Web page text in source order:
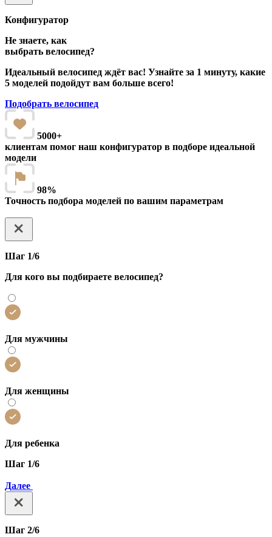
Конфигуратор
Не знаете, как
выбрать велосипед?
Идеальный велосипед ждёт вас! Узнайте за 1 минуту, какие
5 моделей подойдут вам больше всего!
Подобрать велосипед
5000+
клиентам помог наш конфигуратор в подборе идеальной
модели
98%
Точность подбора моделей по вашим параметрам
Шаг 1/6
Для кого вы подбираете велосипед?
Для мужчины
Для женщины
Для ребенка
Шаг 1/6
Далее
Шаг 2/6